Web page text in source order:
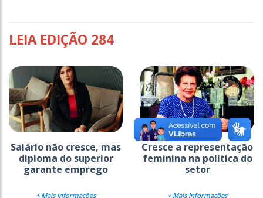
LEIA EDIÇÃO 284
Salário não cresce, mas
diploma do superior
garante emprego
+ Mais Informações
Cresce a representação
feminina na política do
setor
+ Mais Informações